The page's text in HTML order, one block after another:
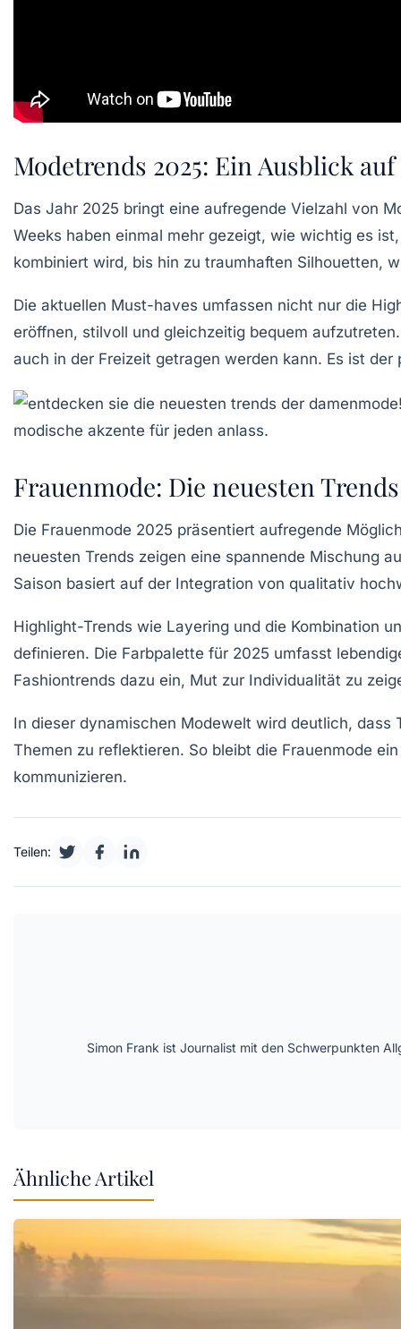
Modetrends 2025: Ein Ausblick
Das Jahr 2025 bringt eine aufregende Vielzahl von
Weeks haben einmal mehr gezeigt, wie wichtig es
kombiniert wird, bis hin zu traumhaften Silhouetten,
Die aktuellen Must-haves umfassen nicht nur die
eröffnen, stilvoll und gleichzeitig bequem
auch in der Freizeit getragen werden kann. Es ist
Frauenmode: Die neuesten
Die Frauenmode 2025 präsentiert aufregende
neuesten Trends zeigen eine spannende Mischung
Saison basiert auf der Integration von qualitativ
Highlight-Trends wie Layering und die Kombination
definieren. Die Farbpalette für 2025 umfasst
Fashiontrends dazu ein, Mut zur Individualität zu
In dieser dynamischen Modewelt wird deutlich,
Themen zu reflektieren. So bleibt die Frauenmode
kommunizieren.
Teilen:
Simon Frank ist Journalist mit den Schwerpunkten
Ähnliche Artikel